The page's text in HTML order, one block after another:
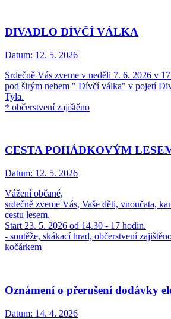
DIVADLO DÍVČÍ VÁLKA
Datum: 12. 5. 2026
Srdečně Vás zveme v neděli 7. 6. 2026 v
pod širým nebem " Dívčí válka" v pojetí
Tyla.
* občerstvení zajištěno
CESTA POHÁDKOVÝM
Datum: 12. 5. 2026
Vážení občané,
srdečně zveme Vás, Vaše děti, vnoučata,
cestu lesem.
Start 23. 5. 2026 od 14.30 - 17 hodin.
- soutěže, skákací hrad, občerstvení
kočárkem
Oznámení o přerušení dodávky
Datum: 14. 4. 2026